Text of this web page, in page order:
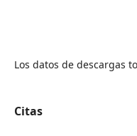
Los datos de descargas
Citas